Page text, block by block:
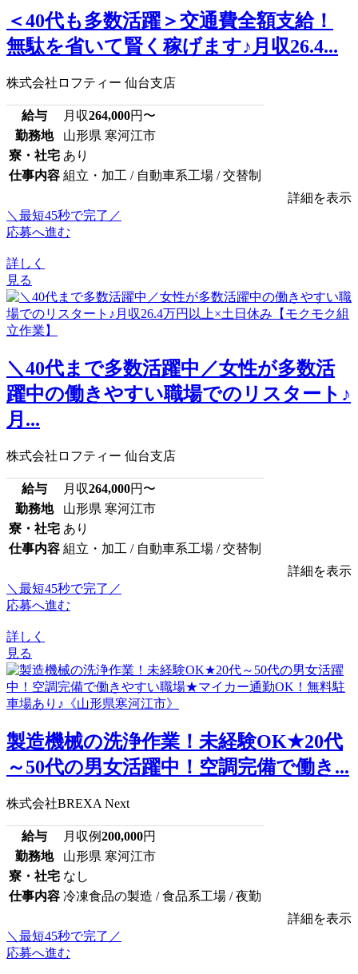
＜40代も多数活躍＞交通費全額支給！
無駄を省いて賢く稼げます♪月収26.4...
株式会社ロフティー 仙台支店
給与 月収264,000円〜
勤務地
山形県 寒河江市
寮・社宅 あり
仕事内容 組立・加工 / 自動車系工場 / 交替制
詳細を表示
＼最短45秒で完了／
応募へ進む
詳しく
見る
＼40代まで多数活躍中／女性が多数活
躍中の働きやすい職場でのリスタート♪
月...
株式会社ロフティー 仙台支店
給与 月収264,000円〜
勤務地
山形県 寒河江市
寮・社宅 あり
仕事内容 組立・加工 / 自動車系工場 / 交替制
詳細を表示
＼最短45秒で完了／
応募へ進む
詳しく
見る
製造機械の洗浄作業！未経験OK★20代
～50代の男女活躍中！空調完備で働き...
株式会社BREXA Next
給与 月収例200,000円
勤務地
山形県 寒河江市
寮・社宅 なし
仕事内容 冷凍食品の製造 / 食品系工場 / 夜勤
詳細を表示
＼最短45秒で完了／
応募へ進む